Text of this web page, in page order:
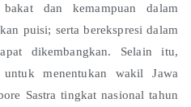
dan kemampuan dalam
puisi; serta berekspresi dalam
dikembangkan. Selain itu,
menentukan wakil Jawa
Sastra tingkat nasional tahun